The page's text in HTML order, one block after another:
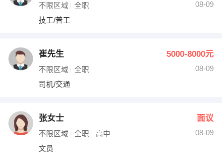
水电/机修
编辑 法律
其他职位
不限区域 全职
08-09
技工/普工
崔先生 5000-8000元
不限区域 全职
08-09
司机/交通
张女士 面议
不限区域 全职 高中
08-09
文员